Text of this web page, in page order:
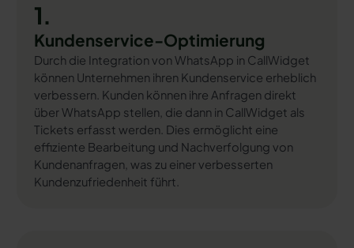
1.
Kundenservice-Optimierung
Durch die Integration von WhatsApp in CallWidget
können Unternehmen ihren Kundenservice erheblich
verbessern. Kunden können ihre Anfragen direkt
über WhatsApp stellen, die dann in CallWidget als
Tickets erfasst werden. Dies ermöglicht eine
effiziente Bearbeitung und Nachverfolgung von
Kundenanfragen, was zu einer verbesserten
Kundenzufriedenheit führt.